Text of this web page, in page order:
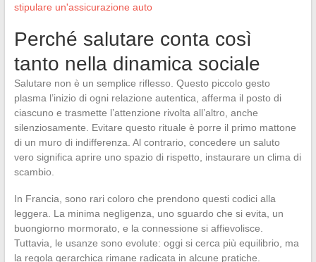
stipulare un'assicurazione auto
Perché salutare conta così
tanto nella dinamica sociale
Salutare non è un semplice riflesso. Questo piccolo gesto
plasma l’inizio di ogni relazione autentica, afferma il posto di
ciascuno e trasmette l’attenzione rivolta all’altro, anche
silenziosamente. Evitare questo rituale è porre il primo mattone
di un muro di indifferenza. Al contrario, concedere un saluto
vero significa aprire uno spazio di rispetto, instaurare un clima di
scambio.
In Francia, sono rari coloro che prendono questi codici alla
leggera. La minima negligenza, uno sguardo che si evita, un
buongiorno mormorato, e la connessione si affievolisce.
Tuttavia, le usanze sono evolute: oggi si cerca più equilibrio, ma
la regola gerarchica rimane radicata in alcune pratiche.